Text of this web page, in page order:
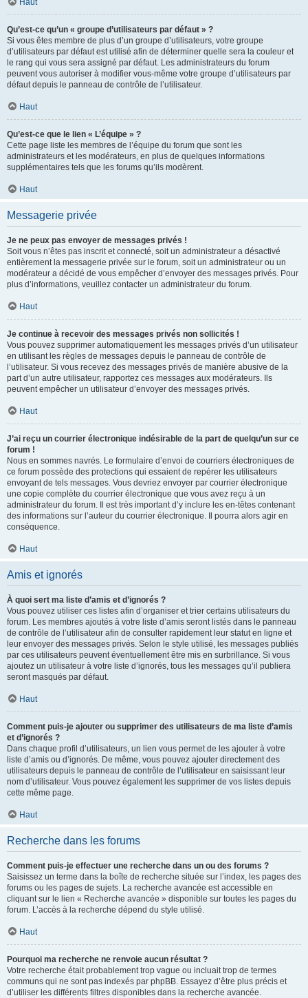
Haut
Qu’est-ce qu’un « groupe d’utilisateurs par défaut » ?
Si vous êtes membre de plus d’un groupe d’utilisateurs, votre groupe
d’utilisateurs par défaut est utilisé afin de déterminer quelle sera la couleur et
le rang qui vous sera assigné par défaut. Les administrateurs du forum
peuvent vous autoriser à modifier vous-même votre groupe d’utilisateurs par
défaut depuis le panneau de contrôle de l’utilisateur.
Haut
Qu’est-ce que le lien « L’équipe » ?
Cette page liste les membres de l’équipe du forum que sont les
administrateurs et les modérateurs, en plus de quelques informations
supplémentaires tels que les forums qu’ils modèrent.
Haut
Messagerie privée
Je ne peux pas envoyer de messages privés !
Soit vous n’êtes pas inscrit et connecté, soit un administrateur a désactivé
entièrement la messagerie privée sur le forum, soit un administrateur ou un
modérateur a décidé de vous empêcher d’envoyer des messages privés. Pour
plus d’informations, veuillez contacter un administrateur du forum.
Haut
Je continue à recevoir des messages privés non sollicités !
Vous pouvez supprimer automatiquement les messages privés d’un utilisateur
en utilisant les règles de messages depuis le panneau de contrôle de
l’utilisateur. Si vous recevez des messages privés de manière abusive de la
part d’un autre utilisateur, rapportez ces messages aux modérateurs. Ils
peuvent empêcher un utilisateur d’envoyer des messages privés.
Haut
J’ai reçu un courrier électronique indésirable de la part de quelqu’un sur ce
forum !
Nous en sommes navrés. Le formulaire d’envoi de courriers électroniques de
ce forum possède des protections qui essaient de repérer les utilisateurs
envoyant de tels messages. Vous devriez envoyer par courrier électronique
une copie complète du courrier électronique que vous avez reçu à un
administrateur du forum. Il est très important d’y inclure les en-têtes contenant
des informations sur l’auteur du courrier électronique. Il pourra alors agir en
conséquence.
Haut
Amis et ignorés
À quoi sert ma liste d’amis et d’ignorés ?
Vous pouvez utiliser ces listes afin d’organiser et trier certains utilisateurs du
forum. Les membres ajoutés à votre liste d’amis seront listés dans le panneau
de contrôle de l’utilisateur afin de consulter rapidement leur statut en ligne et
leur envoyer des messages privés. Selon le style utilisé, les messages publiés
par ces utilisateurs peuvent éventuellement être mis en surbrillance. Si vous
ajoutez un utilisateur à votre liste d’ignorés, tous les messages qu’il publiera
seront masqués par défaut.
Haut
Comment puis-je ajouter ou supprimer des utilisateurs de ma liste d’amis
et d’ignorés ?
Dans chaque profil d’utilisateurs, un lien vous permet de les ajouter à votre
liste d’amis ou d’ignorés. De même, vous pouvez ajouter directement des
utilisateurs depuis le panneau de contrôle de l’utilisateur en saisissant leur
nom d’utilisateur. Vous pouvez également les supprimer de vos listes depuis
cette même page.
Haut
Recherche dans les forums
Comment puis-je effectuer une recherche dans un ou des forums ?
Saisissez un terme dans la boîte de recherche située sur l’index, les pages des
forums ou les pages de sujets. La recherche avancée est accessible en
cliquant sur le lien « Recherche avancée » disponible sur toutes les pages du
forum. L’accès à la recherche dépend du style utilisé.
Haut
Pourquoi ma recherche ne renvoie aucun résultat ?
Votre recherche était probablement trop vague ou incluait trop de termes
communs qui ne sont pas indexés par phpBB. Essayez d’être plus précis et
d’utiliser les différents filtres disponibles dans la recherche avancée.